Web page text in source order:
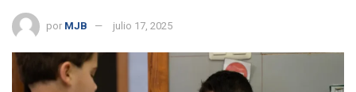
por MJB julio 17, 2025